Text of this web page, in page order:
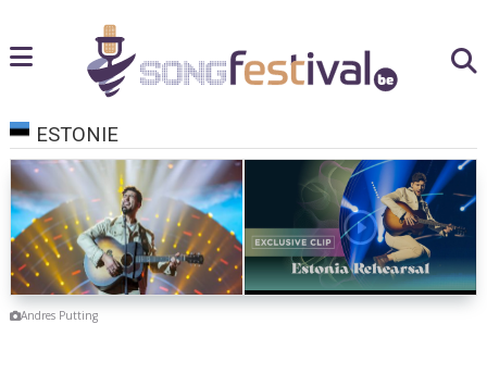
ESTONIE
Andres Putting